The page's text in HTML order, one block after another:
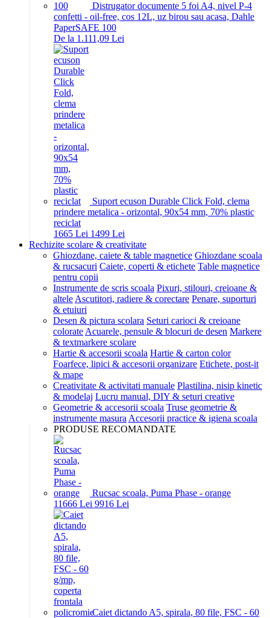
Distrugator documente 5 foi A4, nivel P-4
confetti - oil-free, cos 12L, uz birou sau acasa, Dahle
PaperSAFE 100
De la 1.111,09 Lei
Suport ecuson Durable Click Fold, clema
prindere metalica - orizontal, 90x54 mm, 70% plastic
reciclat
1665 Lei 1499 Lei
Rechizite scolare & creativitate
Ghiozdane, caiete & table magnetice Ghiozdane scoala
& rucsacuri Caiete, coperti & etichete Table magnetice
pentru copii
Instrumente de scris scoala Pixuri, stilouri, creioane &
altele Ascutitori, radiere & corectare Penare, suporturi
& etuiuri
Desen & pictura scolara Seturi carioci & creioane
colorate Acuarele, pensule & blocuri de desen Markere
& textmarkere scolare
Hartie & accesorii scoala Hartie & carton color
Foarfece, lipici & accesorii organizare Etichete, post-it
& mape
Creativitate & activitati manuale Plastilina, nisip kinetic
& modelaj Lucru manual, DIY & seturi creative
Geometrie & accesorii scoala Truse geometrie &
instrumente masura Accesorii practice & igiena scoala
PRODUSE RECOMANDATE
Rucsac scoala, Puma Phase - orange
11666 Lei 9916 Lei
Caiet dictando A5, spirala, 80 file, FSC - 60